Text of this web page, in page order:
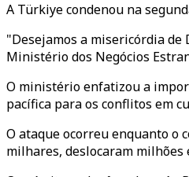
A Türkiye condenou na
"Desejamos a misericórdia de
Ministério dos Negócios
O ministério enfatizou a
pacífica para os conflitos em
O ataque ocorreu enquanto o
milhares, deslocaram